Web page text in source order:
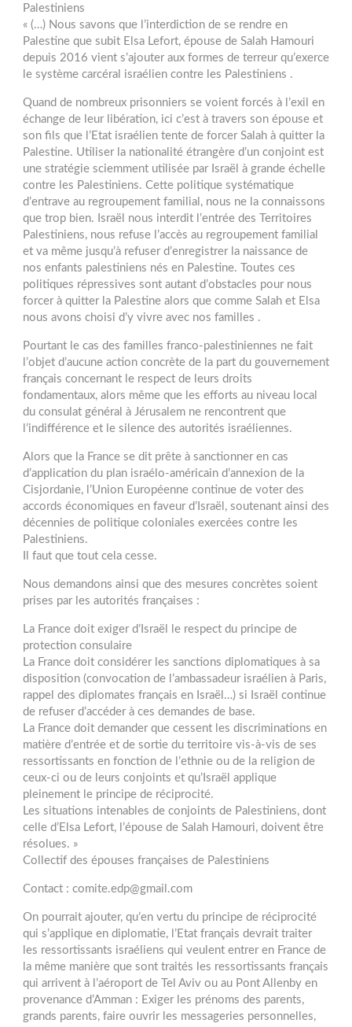
Palestiniens
« (…) Nous savons que l’interdiction de se rendre en
Palestine que subit Elsa Lefort, épouse de Salah Hamouri
depuis 2016 vient s’ajouter aux formes de terreur qu’exerce
le système carcéral israélien contre les Palestiniens .
Quand de nombreux prisonniers se voient forcés à l’exil en
échange de leur libération, ici c’est à travers son épouse et
son fils que l’Etat israélien tente de forcer Salah à quitter la
Palestine. Utiliser la nationalité étrangère d’un conjoint est
une stratégie sciemment utilisée par Israël à grande échelle
contre les Palestiniens. Cette politique systématique
d’entrave au regroupement familial, nous ne la connaissons
que trop bien. Israël nous interdit l’entrée des Territoires
Palestiniens, nous refuse l’accès au regroupement familial
et va même jusqu’à refuser d’enregistrer la naissance de
nos enfants palestiniens nés en Palestine. Toutes ces
politiques répressives sont autant d’obstacles pour nous
forcer à quitter la Palestine alors que comme Salah et Elsa
nous avons choisi d’y vivre avec nos familles .
Pourtant le cas des familles franco-palestiniennes ne fait
l’objet d’aucune action concrète de la part du gouvernement
français concernant le respect de leurs droits
fondamentaux, alors même que les efforts au niveau local
du consulat général à Jérusalem ne rencontrent que
l’indifférence et le silence des autorités israéliennes.
Alors que la France se dit prête à sanctionner en cas
d’application du plan israélo-américain d’annexion de la
Cisjordanie, l’Union Européenne continue de voter des
accords économiques en faveur d’Israël, soutenant ainsi des
décennies de politique coloniales exercées contre les
Palestiniens.
Il faut que tout cela cesse.
Nous demandons ainsi que des mesures concrètes soient
prises par les autorités françaises :
La France doit exiger d’Israël le respect du principe de
protection consulaire
La France doit considérer les sanctions diplomatiques à sa
disposition (convocation de l’ambassadeur israélien à Paris,
rappel des diplomates français en Israël…) si Israël continue
de refuser d’accéder à ces demandes de base.
La France doit demander que cessent les discriminations en
matière d’entrée et de sortie du territoire vis-à-vis de ses
ressortissants en fonction de l’ethnie ou de la religion de
ceux-ci ou de leurs conjoints et qu’Israël applique
pleinement le principe de réciprocité.
Les situations intenables de conjoints de Palestiniens, dont
celle d’Elsa Lefort, l’épouse de Salah Hamouri, doivent être
résolues. »
Collectif des épouses françaises de Palestiniens
Contact : comite.edp@gmail.com
On pourrait ajouter, qu’en vertu du principe de réciprocité
qui s’applique en diplomatie, l’Etat français devrait traiter
les ressortissants israéliens qui veulent entrer en France de
la même manière que sont traités les ressortissants français
qui arrivent à l’aéroport de Tel Aviv ou au Pont Allenby en
provenance d’Amman : Exiger les prénoms des parents,
grands parents, faire ouvrir les messageries personnelles,